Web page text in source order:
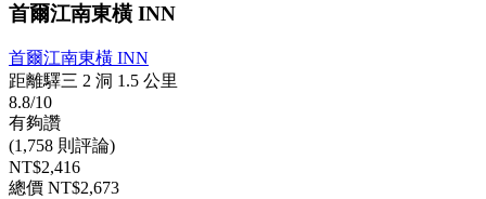
首爾江南東橫 INN
首爾江南東橫 INN
距離驛三 2 洞 1.5 公里
8.8/10
有夠讚
(1,758 則評論)
NT$2,416
總價 NT$2,673